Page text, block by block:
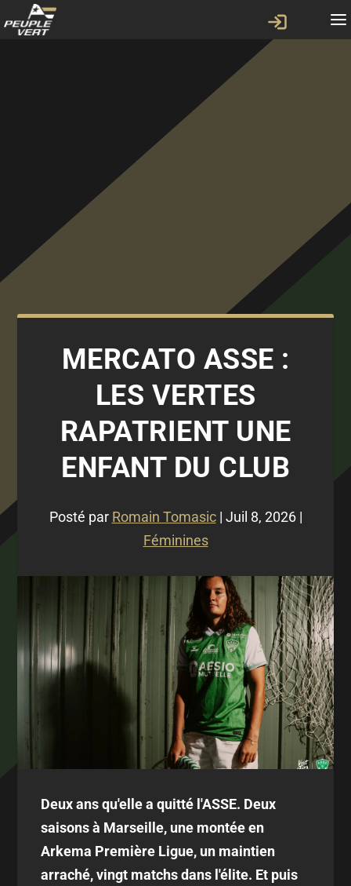
MERCATO ASSE :
LES VERTES
RAPATRIENT UNE
ENFANT DU CLUB
Posté par Romain Tomasic| Juil 8, 2026|
Féminines
Deux ans qu'elle a quitté l'ASSE. Deux
saisons à Marseille, une montée en
Arkema Première Ligue, un maintien
arraché, vingt matchs dans l'élite. Et puis